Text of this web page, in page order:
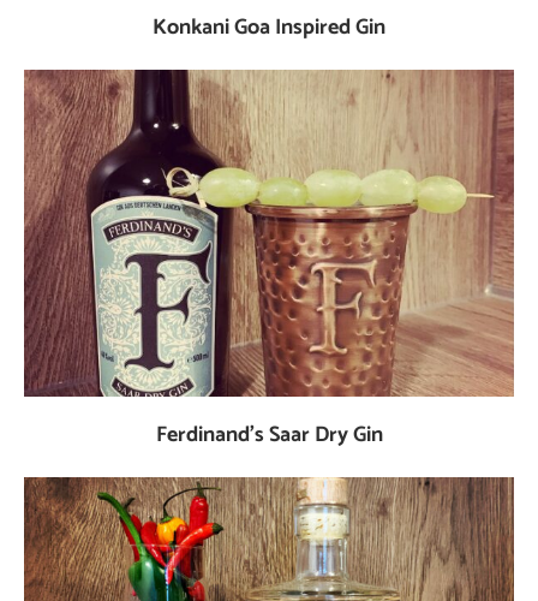
Konkani Goa Inspired Gin
Ferdinand’s Saar Dry Gin